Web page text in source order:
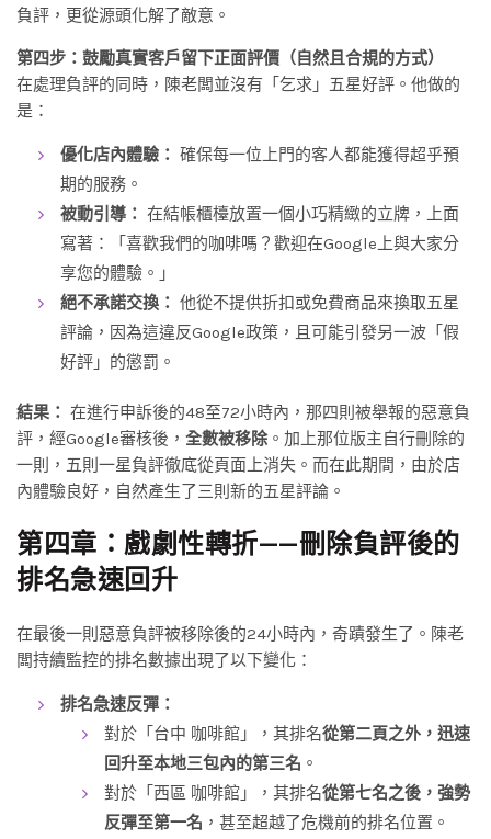
負評，更從源頭化解了敵意。
第四步：鼓勵真實客戶留下正面評價（自然且合規的方式）
在處理負評的同時，陳老闆並沒有「乞求」五星好評。他做的
是：
優化店內體驗： 確保每一位上門的客人都能獲得超乎預
期的服務。
被動引導： 在結帳櫃檯放置一個小巧精緻的立牌，上面
寫著：「喜歡我們的咖啡嗎？歡迎在Google上與大家分
享您的體驗。」
絕不承諾交換： 他從不提供折扣或免費商品來換取五星
評論，因為這違反Google政策，且可能引發另一波「假
好評」的懲罰。
結果： 在進行申訴後的48至72小時內，那四則被舉報的惡意負
評，經Google審核後， 全數被移除。加上那位版主自行刪除的
一則，五則一星負評徹底從頁面上消失。而在此期間，由於店
內體驗良好，自然產生了三則新的五星評論。
第四章：戲劇性轉折——刪除負評後的
排名急速回升
在最後一則惡意負評被移除後的24小時內，奇蹟發生了。陳老
闆持續監控的排名數據出現了以下變化：
排名急速反彈：
對於「台中 咖啡館」，其排名從第二頁之外，迅速
回升至本地三包內的第三名 。
對於「西區 咖啡館」，其排名從第七名之後，強勢
反彈至第一名 ，甚至超越了危機前的排名位置。